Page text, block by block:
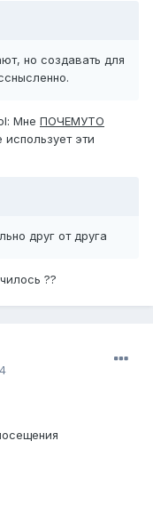
но создавать для
Мне ПОЧЕМУТО
эти
друг от друга
??